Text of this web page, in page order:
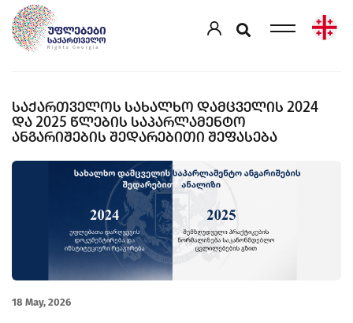
ᲡᲐᲥᲐᲠᲗᲕᲔᲚᲝᲡ ᲡᲐᲮᲐᲚᲮᲝ ᲓᲐᲛᲪᲕᲔᲚᲘᲡ 2024
ᲓᲐ 2025 ᲬᲚᲔᲑᲘᲡ ᲡᲐᲞᲐᲠᲚᲐᲛᲔᲜᲢᲝ
ᲐᲜᲒᲐᲠᲘᲨᲔᲑᲘᲡ ᲨᲔᲓᲐᲠᲔᲑᲘᲗᲘ ᲨᲔᲤᲐᲡᲔᲑᲐ
18 May, 2026